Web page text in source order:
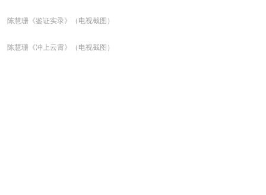
陈慧珊《鉴证实录》（电视截图）
陈慧珊《冲上云霄》（电视截图）